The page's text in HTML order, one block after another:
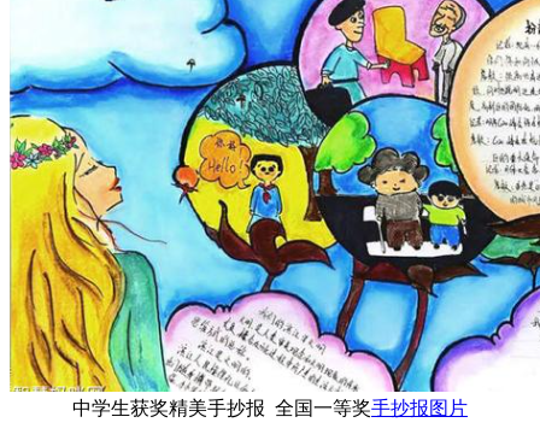
中学生获奖精美手抄报 全国一等奖手抄报图片